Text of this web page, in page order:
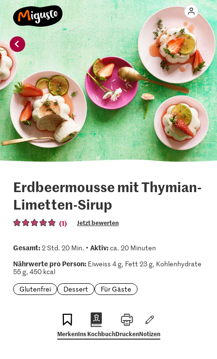
Erdbeermousse mit Thymian-
Limetten-Sirup
(1) Jetzt bewerten
Gesamt:2 Std. 20 Min. • Aktiv:ca. 20 Minuten
Nährwerte pro Person:Eiweiss 4 g, Fett 23 g, Kohlenhydrate
55 g, 450 kcal
Glutenfrei
Dessert Für Gäste
MerkenIns KochbuchDruckenNotizen